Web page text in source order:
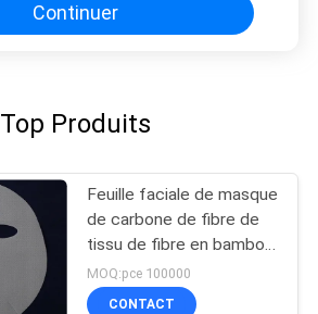
Continuer
Top Produits
Feuille faciale de masque
de carbone de fibre de
tissu de fibre en bambou
non-tissée en bambou
de carbone
MOQ:pce 100000
CONTACT